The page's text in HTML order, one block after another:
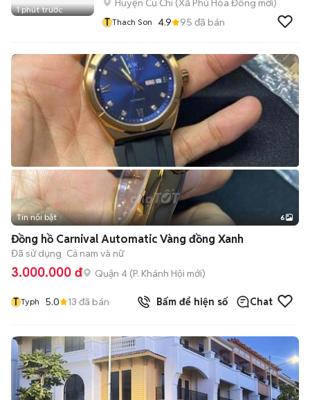
1 phút trước
Huyện Củ Chi (Xã Phú Hòa Đông mới)
T Thach Son 4.9 95 đã bán
+2
Tin nổi bật 6
Đồng hồ Carnival Automatic Vàng đồng Xanh
Đã sử dụng Cả nam và nữ
3.000.000 đ Quận 4 (P. Khánh Hội mới)
T Typh 5.0 13 đã bán Bấm để hiện số Chat